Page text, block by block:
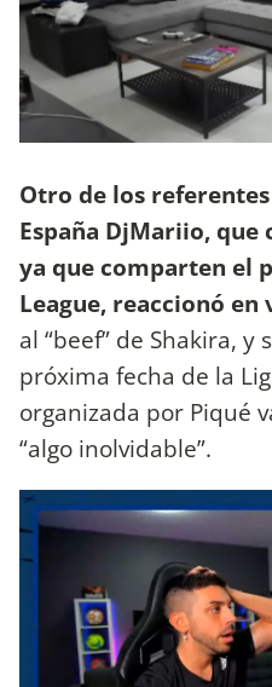
Otro de los
España DjMariio, que
ya que comparten el
League, reaccionó
al “beef” de Shakira, y
próxima fecha de la
organizada por Piqué
“algo inolvidable”.